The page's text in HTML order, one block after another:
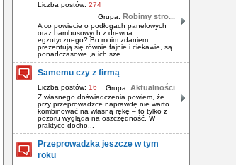
Liczba postów: 274
Grupa: Robimy stro...
A co powiecie o podłogach panelowych
oraz bambusowych z drewna
egzotycznego? Bo moim zdaniem
prezentują się równie fajnie i ciekawie, są
ponadczasowe ,a ich sze...
Samemu czy z firmą
Liczba postów: 16 Grupa: Aktualności
Z własnego doświadczenia powiem, że
przy przeprowadzce naprawdę nie warto
kombinować na własną rękę – to tylko z
pozoru wygląda na oszczędność. W
praktyce docho...
Przeprowadzka jeszcze w tym
roku